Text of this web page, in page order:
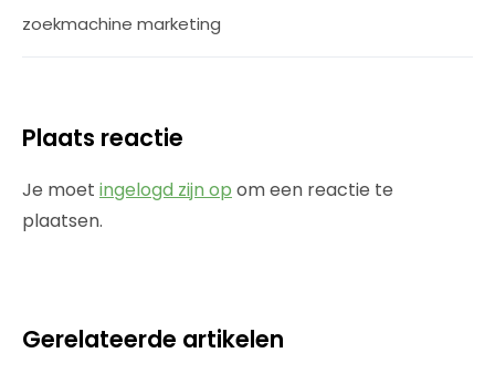
zoekmachine marketing
Plaats reactie
Je moet ingelogd zijn op om een reactie te
plaatsen.
Gerelateerde artikelen